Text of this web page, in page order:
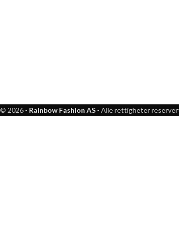
© 2026 - Rainbow Fashion AS - Alle rettigheter